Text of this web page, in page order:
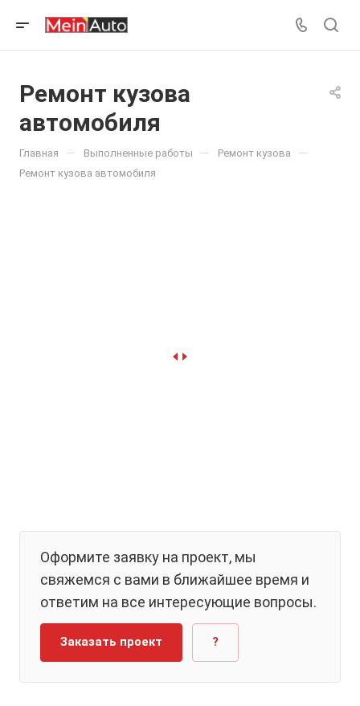
Ремонт кузова
автомобиля
Главная — Выполненные работы — Ремонт кузова —
Ремонт кузова автомобиля
Оформите заявку на проект, мы
свяжемся с вами в ближайшее время и
ответим на все интересующие вопросы.
Заказать проект ?